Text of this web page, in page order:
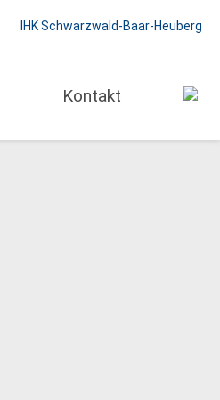
IHK Schwarzwald-Baar-Heuberg
Kontakt